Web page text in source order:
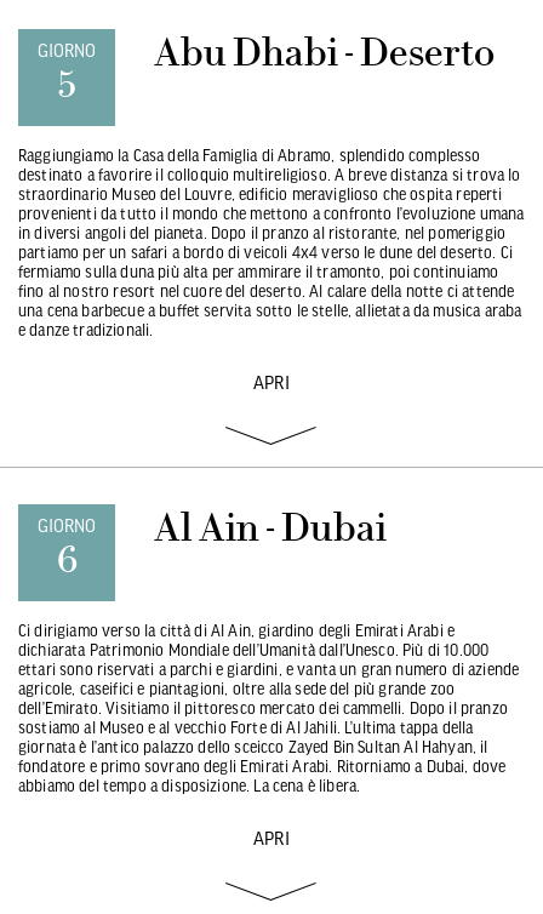
GIORNO
5
Abu Dhabi - Deserto
Raggiungiamo la Casa della Famiglia di Abramo, splendido complesso
destinato a favorire il colloquio multireligioso. A breve distanza si trova lo
straordinario Museo del Louvre, edificio meraviglioso che ospita reperti
provenienti da tutto il mondo che mettono a confronto l’evoluzione umana
in diversi angoli del pianeta. Dopo il pranzo al ristorante, nel pomeriggio
partiamo per un safari a bordo di veicoli 4x4 verso le dune del deserto. Ci
fermiamo sulla duna più alta per ammirare il tramonto, poi continuiamo
fino al nostro resort nel cuore del deserto. Al calare della notte ci attende
una cena barbecue a buffet servita sotto le stelle, allietata da musica araba
e danze tradizionali.
APRI
GIORNO
6
Al Ain - Dubai
Ci dirigiamo verso la città di Al Ain, giardino degli Emirati Arabi e
dichiarata Patrimonio Mondiale dell’Umanità dall’Unesco. Più di 10.000
ettari sono riservati a parchi e giardini, e vanta un gran numero di aziende
agricole, caseifici e piantagioni, oltre alla sede del più grande zoo
dell’Emirato. Visitiamo il pittoresco mercato dei cammelli. Dopo il pranzo
sostiamo al Museo e al vecchio Forte di Al Jahili. L’ultima tappa della
giornata è l’antico palazzo dello sceicco Zayed Bin Sultan Al Hahyan, il
fondatore e primo sovrano degli Emirati Arabi. Ritorniamo a Dubai, dove
abbiamo del tempo a disposizione. La cena è libera.
APRI